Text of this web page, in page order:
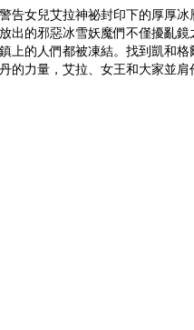
告女兒艾拉神祕封印下的厚厚
出的邪惡冰雪妖魔們不僅擾亂
上的人們都被凍結。找到凱和
的力量，艾拉、女王和大家並